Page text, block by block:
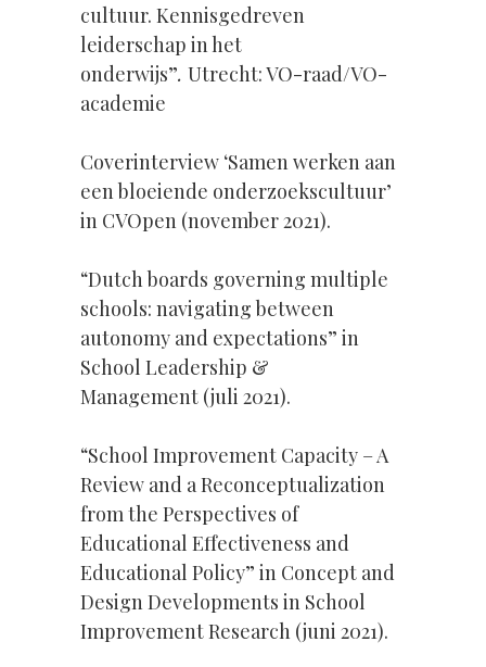
cultuur. Kennisgedreven
leiderschap in het
onderwijs”. Utrecht: VO-raad/VO-
academie
Coverinterview ‘Samen werken aan
een bloeiende onderzoekscultuur’
in CVOpen (november 2021).
“Dutch boards governing multiple
schools: navigating between
autonomy and expectations” in
School Leadership &
Management (juli 2021).
“School Improvement Capacity – A
Review and a Reconceptualization
from the Perspectives of
Educational Effectiveness and
Educational Policy” in Concept and
Design Developments in School
Improvement Research (juni 2021).